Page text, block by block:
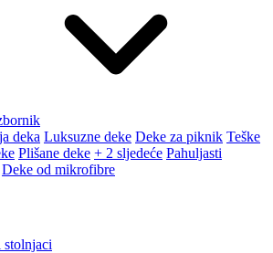
deka Luksuzne deke Deke za piknik Teške
Plišane deke + 2 sljedeće Pahuljasti
Deke od mikrofibre